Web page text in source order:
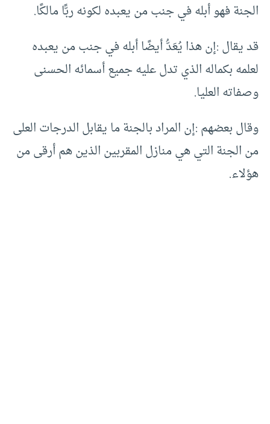
الجنة فهو أبله في جنب من يعبده لكونه ربًّا مالكًا.
قد يقال :إن هذا يُعَدُّ أيضًا أبله في جنب من يعبده
لعلمه بكماله الذي تدل عليه جميع أسمائه الحسنى
وصفاته العليا.
وقال بعضهم :إن المراد بالجنة ما يقابل الدرجات العلى
من الجنة التي هي منازل المقربين الذين هم أرقى من
هؤلاء.